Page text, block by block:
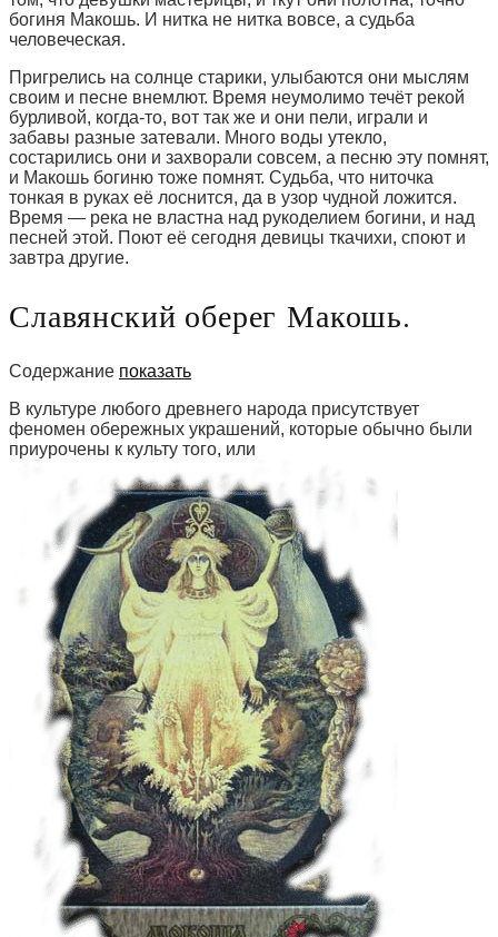
богиня Макошь. И нитка не нитка вовсе, а судьба
человеческая.
Пригрелись на солнце старики, улыбаются они мыслям
своим и песне внемлют. Время неумолимо течёт рекой
бурливой, когда-то, вот так же и они пели, играли и
забавы разные затевали. Много воды утекло,
состарились они и захворали совсем, а песню эту помнят,
и Макошь богиню тоже помнят. Судьба, что ниточка
тонкая в руках её лоснится, да в узор чудной ложится.
Время — река не властна над рукоделием богини, и над
песней этой. Поют её сегодня девицы ткачихи, споют и
завтра другие.
Славянский оберег Макошь.
Содержание показать
В культуре любого древнего народа присутствует
феномен обережных украшений, которые обычно были
приурочены к культу того, или